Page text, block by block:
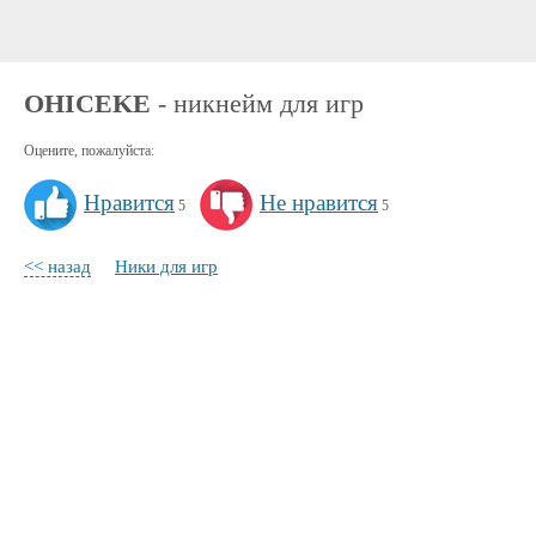
OHICEKE - никнейм для игр
Оцените, пожалуйста:
Нравится 5 Не нравится 5
<< назад Ники для игр